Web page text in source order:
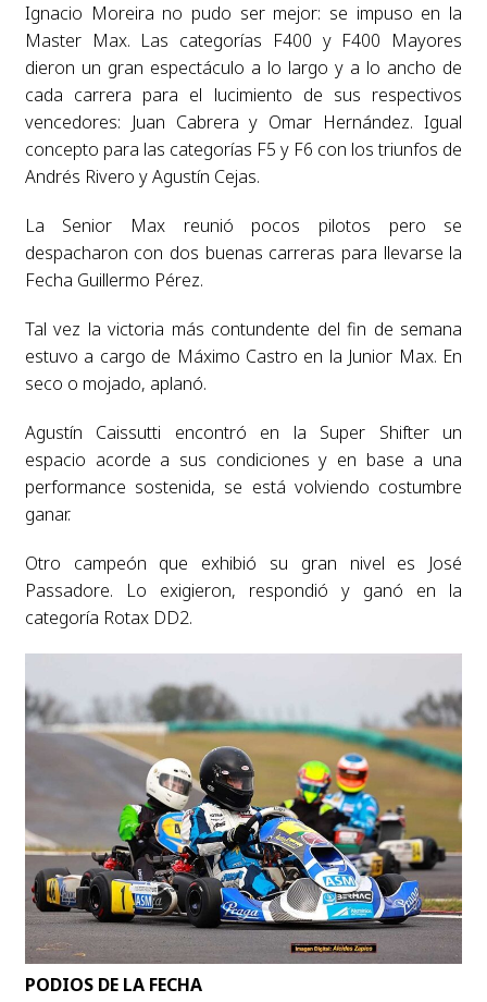
Ignacio Moreira no pudo ser mejor: se impuso en la
Master Max. Las categorías F400 y F400 Mayores
dieron un gran espectáculo a lo largo y a lo ancho de
cada carrera para el lucimiento de sus respectivos
vencedores: Juan Cabrera y Omar Hernández. Igual
concepto para las categorías F5 y F6 con los triunfos de
Andrés Rivero y Agustín Cejas.
La Senior Max reunió pocos pilotos pero se
despacharon con dos buenas carreras para llevarse la
Fecha Guillermo Pérez.
Tal vez la victoria más contundente del fin de semana
estuvo a cargo de Máximo Castro en la Junior Max. En
seco o mojado, aplanó.
Agustín Caissutti encontró en la Super Shifter un
espacio acorde a sus condiciones y en base a una
performance sostenida, se está volviendo costumbre
ganar.
Otro campeón que exhibió su gran nivel es José
Passadore. Lo exigieron, respondió y ganó en la
categoría Rotax DD2.
PODIOS DE LA FECHA